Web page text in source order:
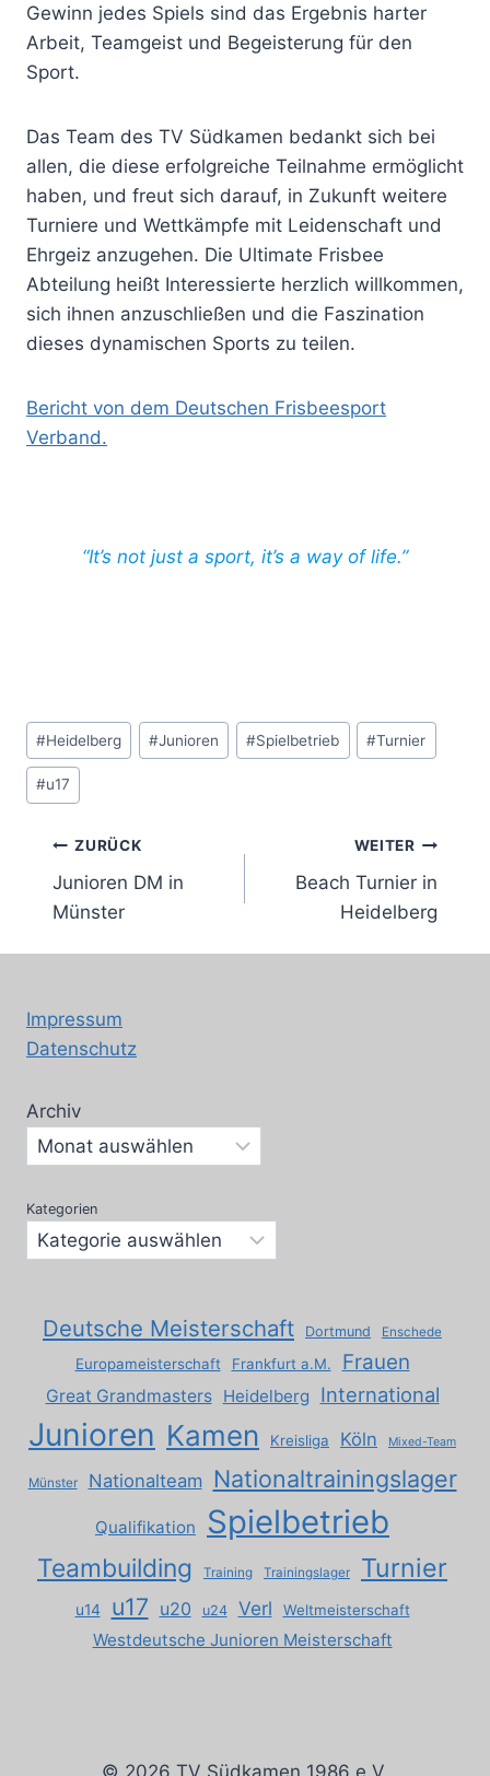
Gewinn jedes Spiels sind das Ergebnis harter
Arbeit, Teamgeist und Begeisterung für den
Sport.
Das Team des TV Südkamen bedankt sich bei
allen, die diese erfolgreiche Teilnahme ermöglicht
haben, und freut sich darauf, in Zukunft weitere
Turniere und Wettkämpfe mit Leidenschaft und
Ehrgeiz anzugehen. Die Ultimate Frisbee
Abteilung heißt Interessierte herzlich willkommen,
sich ihnen anzuschließen und die Faszination
dieses dynamischen Sports zu teilen.
Bericht von dem Deutschen Frisbeesport
Verband.
“It’s not just a sport, it’s a way of life.”
Schlagworte:
#Heidelberg #Junioren #Spielbetrieb #Turnier
#u17
Beitragsnavigation
ZURÜCK
Junioren DM in
Münster
WEITER
Beach Turnier in
Heidelberg
Impressum
Datenschutz
Archiv
Kategorien
Deutsche Meisterschaft Dortmund Enschede
Europameisterschaft Frankfurt a.M. Frauen
Great Grandmasters Heidelberg International
Junioren Kamen Kreisliga Köln Mixed-Team
Münster Nationalteam Nationaltrainingslager
Qualifikation Spielbetrieb
Teambuilding Training Trainingslager Turnier
u14 u17 u20 u24 Verl Weltmeisterschaft
Westdeutsche Junioren Meisterschaft
© 2026 TV Südkamen 1986 e.V.